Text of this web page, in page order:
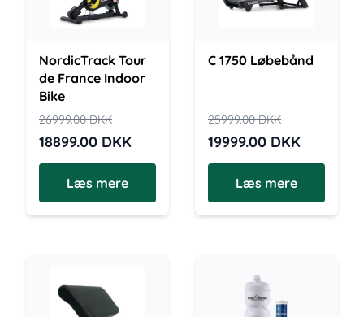
NordicTrack Tour
de France Indoor
Bike
26999.00DKK
18899.00 DKK
Læs mere
C 1750 Løbebånd
25999.00DKK
19999.00 DKK
Læs mere